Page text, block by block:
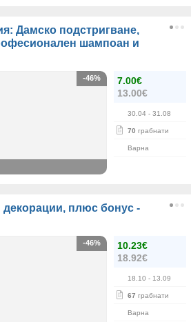
Дамско подстригване,
шампоан и
7.00€
13.00€
30.04 - 31.08
70 грабнати
Варна
-46%
декорации, плюс бонус -
10.23€
18.92€
18.10 - 13.09
67 грабнати
Варна
-46%